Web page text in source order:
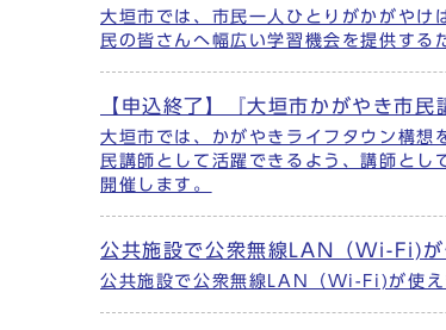
大垣市では、市民一人ひとりがかがやけ
民の皆さんへ幅広い学習機会を提供す
【申込終了】『大垣市かがやき市民
大垣市では、かがやきライフタウン構想
民講師として活躍できるよう、講師と
開催します。
公共施設で公衆無線LAN（Wi-Fi)が
公共施設で公衆無線LAN（Wi-Fi)が使え